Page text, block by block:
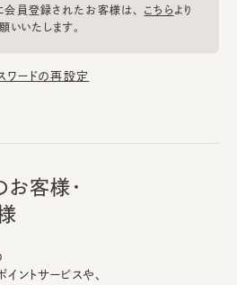
員登録されたお客様は、 こちらより
いいたします。
ワードの再設定
客様・
ントサービスや、